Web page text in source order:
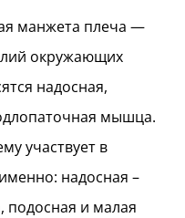
манжета плеча —
окружающих
надосная,
мышца.
участвует в
надосная –
подосная и малая